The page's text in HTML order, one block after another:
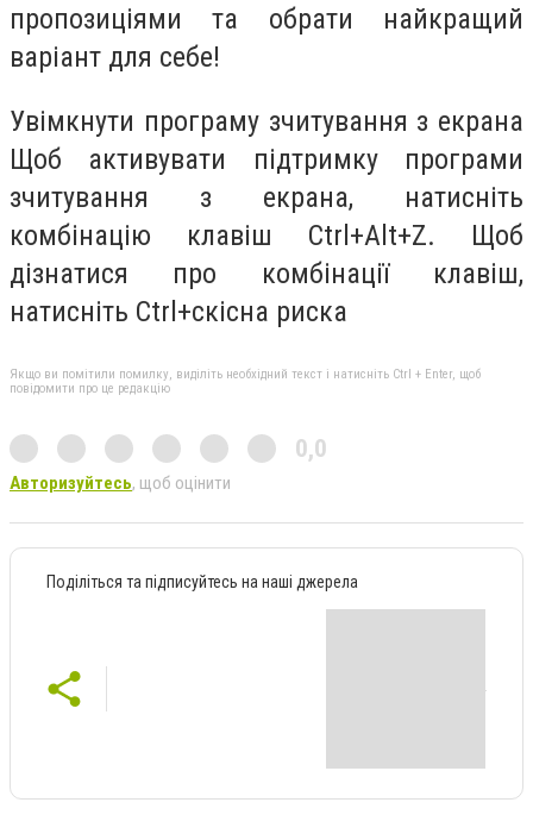
пропозиціями та обрати найкращий
варіант для себе!
Увімкнути програму зчитування з екрана
Щоб активувати підтримку програми
зчитування з екрана, натисніть
комбінацію клавіш Ctrl+Alt+Z. Щоб
дізнатися про комбінації клавіш,
натисніть Ctrl+скісна риска
Якщо ви помітили помилку, виділіть необхідний текст і натисніть Ctrl + Enter, щоб
повідомити про це редакцію
0,0
Авторизуйтесь, щоб оцінити
Поділіться та підписуйтесь на наші джерела